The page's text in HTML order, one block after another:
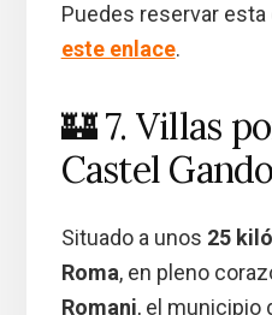
Puedes reservar
este enlace.
🏰 7. Villas
Castel
Situado a unos 25
Roma, en pleno
Romani, el municipio